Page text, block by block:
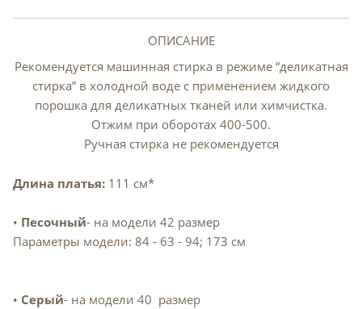
ОПИСАНИЕ
Рекомендуется машинная стирка в режиме “деликатная
стирка” в холодной воде с применением жидкого
порошка для деликатных тканей или химчистка.
Отжим при оборотах 400-500.
Ручная стирка не рекомендуется
Длина платья: 111 см*
• Песочный- на модели 42 размер
Параметры модели: 84 - 63 - 94; 173 см
• Серый- на модели 40 размер